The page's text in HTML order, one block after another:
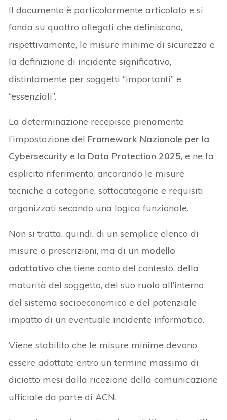
Il documento è particolarmente articolato e si
fonda su quattro allegati che definiscono,
rispettivamente, le misure minime di sicurezza e
la definizione di incidente significativo,
distintamente per soggetti “importanti” e
“essenziali”.
La determinazione recepisce pienamente
l’impostazione del Framework Nazionale per la
Cybersecurity e la Data Protection 2025, e ne fa
esplicito riferimento, ancorando le misure
tecniche a categorie, sottocategorie e requisiti
organizzati secondo una logica funzionale.
Non si tratta, quindi, di un semplice elenco di
misure o prescrizioni, ma di un modello
adattativo che tiene conto del contesto, della
maturità del soggetto, del suo ruolo all’interno
del sistema socioeconomico e del potenziale
impatto di un eventuale incidente informatico.
Viene stabilito che le misure minime devono
essere adottate entro un termine massimo di
diciotto mesi dalla ricezione della comunicazione
ufficiale da parte di ACN.